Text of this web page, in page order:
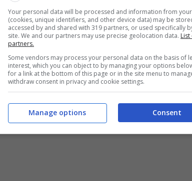
fase importantissima della vita.
che gli consente di potersi rapportare al
In passato il conduttore televisivo della
di un giovanissimo già maturo sotto molti
a livello caratteriale che fa si che i due
Your personal data will be processed and information from
(cookies, unique identifiers, and other device data) may be
accessed by and shared with 319 partners, or used specifically
site. We and our partners may use precise geolocation data. List
partners.
Some vendors may process your personal data on the basis of
interest, which you can object to by managing your options
for a link at the bottom of this page or in the site menu to
withdraw consent in privacy and cookie settings.
Consent
Manage options